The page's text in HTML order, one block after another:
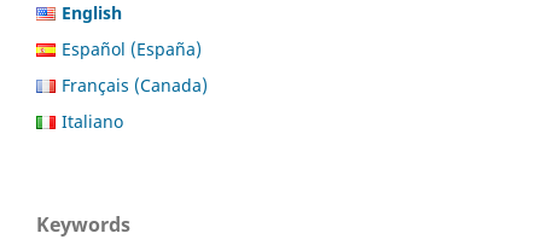
English
Español (España)
Français (Canada)
Italiano
Keywords